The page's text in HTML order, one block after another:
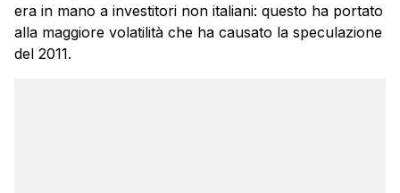
era in mano a investitori non italiani: questo ha portato
alla maggiore volatilità che ha causato la speculazione
del 2011.